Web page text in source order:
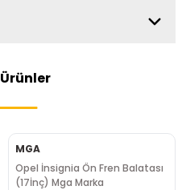
Ürünler
MGA
Opel İnsignia Ön Fren Balatası
(17İnç) Mga Marka